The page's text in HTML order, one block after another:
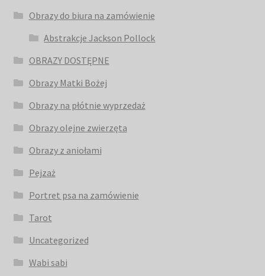
Obrazy do biura na zamówienie
Abstrakcje Jackson Pollock
OBRAZY DOSTĘPNE
Obrazy Matki Bożej
Obrazy na płótnie wyprzedaż
Obrazy olejne zwierzęta
Obrazy z aniołami
Pejzaż
Portret psa na zamówienie
Tarot
Uncategorized
Wabi sabi